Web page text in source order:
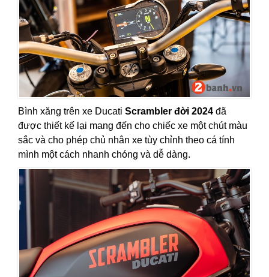
Bình xăng trên xe Ducati Scrambler đời 2024 đã
được thiết kế lại mang đến cho chiếc xe một chút màu
sắc và cho phép chủ nhân xe tùy chỉnh theo cá tính
mình một cách nhanh chóng và dễ dàng.